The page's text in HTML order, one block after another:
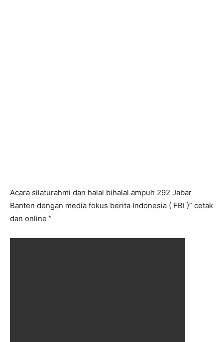
Acara silaturahmi dan halal bihalal ampuh 292 Jabar
Banten dengan media fokus berita Indonesia ( FBI )” cetak
dan online ”